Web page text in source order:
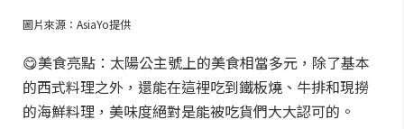
圖片來源：AsiaYo提供
😋美食亮點：太陽公主號上的美食相當多元，除了基本
的西式料理之外，還能在這裡吃到鐵板燒、牛排和現撈
的海鮮料理，美味度絕對是能被吃貨們大大認可的。